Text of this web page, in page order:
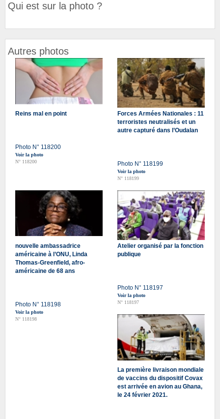
Qui est sur la photo ?
Autres photos
Reins mal en point
Photo N° 118200
Voir la photo
N° 118200
Forces Armées Nationales : 11
terroristes neutralisés et un
autre capturé dans l’Oudalan
Photo N° 118199
Voir la photo
N° 118199
nouvelle ambassadrice
américaine à l’ONU, Linda
Thomas-Greenfield, afro-
américaine de 68 ans
Photo N° 118198
Voir la photo
N° 118198
Atelier organisé par la fonction
publique
Photo N° 118197
Voir la photo
N° 118197
La première livraison mondiale
de vaccins du dispositif Covax
est arrivée en avion au Ghana,
le 24 février 2021.